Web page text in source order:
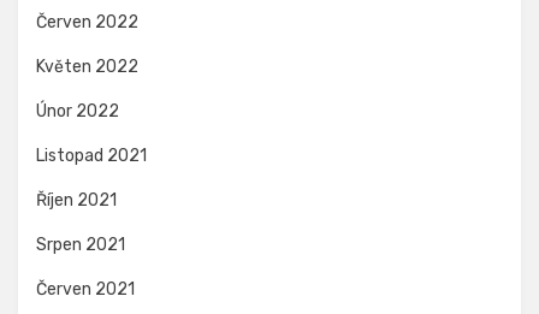
Červen 2022
Květen 2022
Únor 2022
Listopad 2021
Říjen 2021
Srpen 2021
Červen 2021